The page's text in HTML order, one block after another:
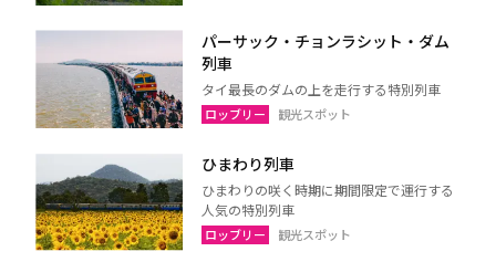
パーサック・チョンラシット・ダム
列車
タイ最長のダムの上を走行する特別列車
ロッブリー 観光スポット
ひまわり列車
ひまわりの咲く時期に期間限定で運行する
人気の特別列車
ロッブリー 観光スポット